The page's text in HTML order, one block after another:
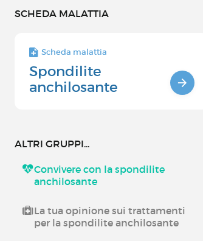
SCHEDA MALATTIA
Scheda malattia
Spondilite
anchilosante
ALTRI GRUPPI...
Convivere con la spondilite
anchilosante
La tua opinione sui trattamenti
per la spondilite anchilosante